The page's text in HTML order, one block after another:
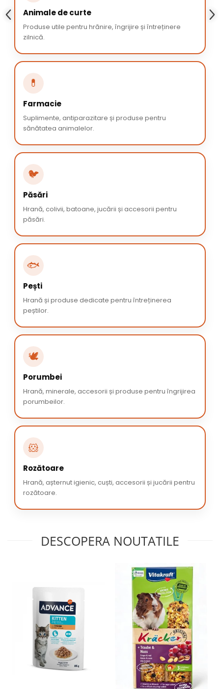
Animale de curte
Produse utile pentru hrănire, îngrijire și întreținere
zilnică.
💊
Farmacie
Suplimente, antiparazitare și produse pentru
sănătatea animalelor.
🐦
Păsări
Hrană, colivii, batoane, jucării și accesorii pentru
păsări.
🐟
Pești
Hrană și produse dedicate pentru întreținerea
peștilor.
🕊️
Porumbei
Hrană, minerale, accesorii și produse pentru îngrijirea
porumbeilor.
🐹
Rozătoare
Hrană, așternut igienic, cuști, accesorii și jucării pentru
rozătoare.
DESCOPERA NOUTATILE